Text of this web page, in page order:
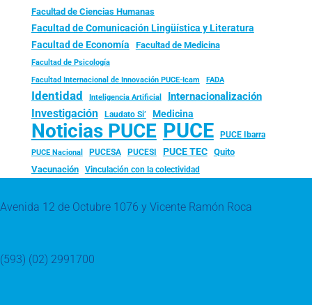
Facultad de Ciencias Humanas
Facultad de Comunicación Lingüística y Literatura
Facultad de Economía Facultad de Medicina
Facultad de Psicología
Facultad Internacional de Innovación PUCE-Icam FADA
Identidad Inteligencia Artificial Internacionalización
Investigación Laudato Si’ Medicina
Noticias PUCE PUCE PUCE Ibarra
PUCE Nacional PUCESA PUCESI PUCE TEC
Quito
Vacunación
Vinculación con la colectividad
Avenida 12 de Octubre 1076 y Vicente Ramón Roca
(593) (02) 2991700